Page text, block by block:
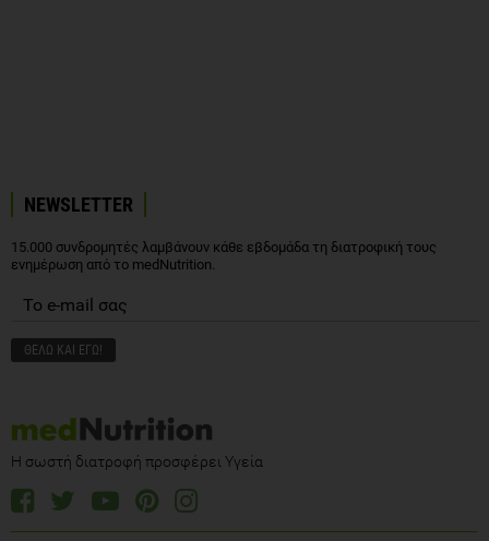
NEWSLETTER
15.000 συνδρομητές λαμβάνουν κάθε εβδομάδα τη διατροφική τους
ενημέρωση από το medNutrition.
Η σωστή διατροφή προσφέρει Υγεία